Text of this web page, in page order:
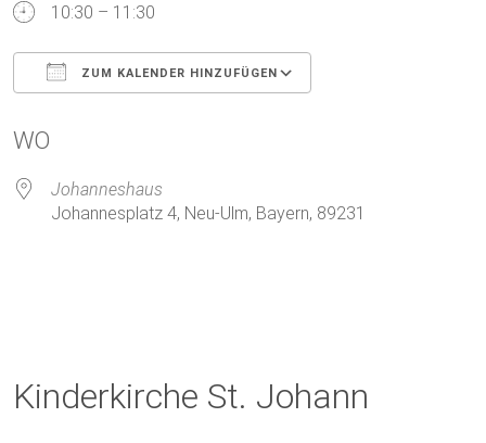
10:30 – 11:30
ZUM KALENDER HINZUFÜGEN
WO
Johanneshaus
Johannesplatz 4, Neu-Ulm, Bayern, 89231
Kinderkirche St. Johann